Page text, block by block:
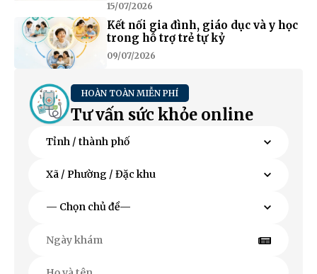
15/07/2026
Kết nối gia đình, giáo dục và y học
trong hỗ trợ trẻ tự kỷ
09/07/2026
HOÀN TOÀN MIỄN PHÍ
Tư vấn sức khỏe online